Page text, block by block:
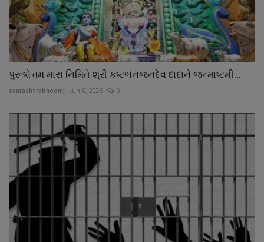
પુરૂષોત્તમ માસ નિમિતે શ્રી કષ્ટભંનજનદેવ દાદાને જન્માષ્ટમી...
saurashtrabhoomi Jun 8, 2026 0